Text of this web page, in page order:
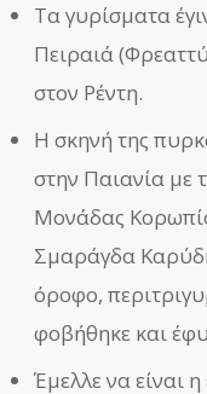
Τα γυρίσματα
Πειραιά
στον Ρέντη.
Η σκηνή της
στην Παιανία με
Μονάδας
Σμαράγδα
όροφο,
φοβήθηκε και
Έμελλε να είναι